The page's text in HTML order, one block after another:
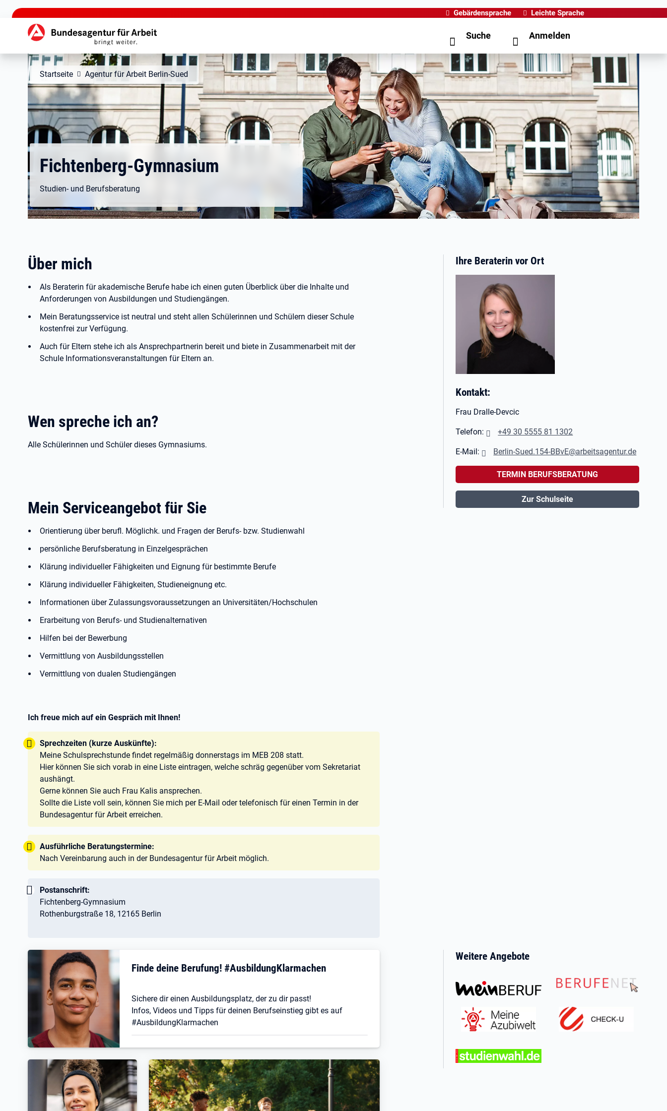
zu den Hauptinhalten springen
Gebärdensprache Leichte Sprache
Hauptnavigation Suche Anmelden
Startseite Agentur für Arbeit Berlin-Sued
Fichtenberg-Gymnasium
Studien- und Berufsberatung
Über mich
Als Beraterin für akademische Berufe habe ich einen guten Überblick über die Inhalte und
Anforderungen von Ausbildungen und Studiengängen.
Mein Beratungsservice ist neutral und steht allen Schülerinnen und Schülern dieser Schule
kostenfrei zur Verfügung.
Auch für Eltern stehe ich als Ansprechpartnerin bereit und biete in Zusammenarbeit mit der
Schule Informationsveranstaltungen für Eltern an.
Wen spreche ich an?
Alle Schülerinnen und Schüler dieses Gymnasiums.
Mein Serviceangebot für Sie
Orientierung über berufl. Möglichk. und Fragen der Berufs- bzw. Studienwahl
persönliche Berufsberatung in Einzelgesprächen
Klärung individueller Fähigkeiten und Eignung für bestimmte Berufe
Klärung individueller Fähigkeiten, Studieneignung etc.
Informationen über Zulassungsvoraussetzungen an Universitäten/Hochschulen
Erarbeitung von Berufs- und Studienalternativen
Hilfen bei der Bewerbung
Vermittlung von Ausbildungsstellen
Vermittlung von dualen Studiengängen
Ich freue mich auf ein Gespräch mit Ihnen!
Tipp:
Sprechzeiten (kurze Auskünfte):
Meine Schulsprechstunde findet regelmäßig donnerstags im MEB 208 statt.
Hier können Sie sich vorab in eine Liste eintragen, welche schräg gegenüber vom Sekretariat
aushängt.
Gerne können Sie auch Frau Kalis ansprechen.
Sollte die Liste voll sein, können Sie mich per E-Mail oder telefonisch für einen Termin in der
Bundesagentur für Arbeit erreichen.
Tipp:
Ausführliche Beratungstermine:
Nach Vereinbarung auch in der Bundesagentur für Arbeit möglich.
Wichtig:
Postanschrift:
Fichtenberg-Gymnasium
Rothenburgstraße 18, 12165 Berlin
Ihre Beraterin vor Ort
Kontakt:
Frau Dralle-Devcic
Telefon: +49 30 5555 81 1302
E-Mail: Berlin-Sued.154-BBvE@arbeitsagentur.de
TERMIN BERUFSBERATUNG
Zur Schulseite
Finde deine Berufung! #AusbildungKlarmachen
Sichere dir einen Ausbildungsplatz, der zu dir passt!
Infos, Videos und Tipps für deinen Berufseinstieg gibt es auf
#AusbildungKlarmachen
Weitere Angebote